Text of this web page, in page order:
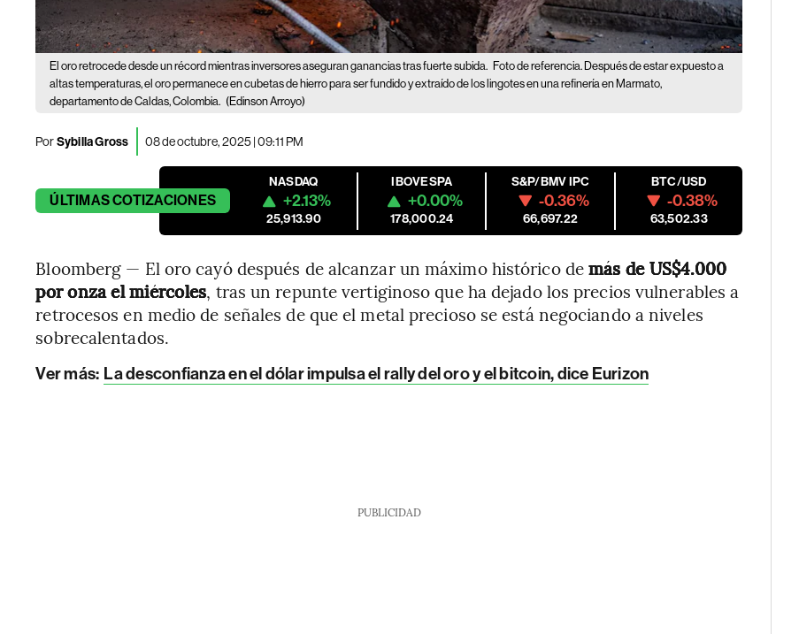
El oro retrocede desde un récord mientras inversores aseguran ganancias tras fuerte subida. Foto de referencia. Después de estar expuesto a
altas temperaturas, el oro permanece en cubetas de hierro para ser fundido y extraído de los lingotes en una refinería en Marmato,
departamento de Caldas, Colombia. (Edinson Arroyo)
PorSybilla Gross 08 de octubre, 2025 | 09:11 PM
ÚLTIMASCOTIZACIONES
NASDAQ
+2.13%
25,913.90
IBOVESPA
+0.00%
178,000.24
S&P/BMV IPC
-0.36%
66,697.22
BTC/USD
-0.38%
63,502.33
Bloomberg — El oro cayó después de alcanzar un máximo histórico demás de US$4.000
por onza el miércoles, tras un repunte vertiginoso que ha dejado los precios vulnerables a
retrocesos en medio de señales de que el metal precioso se está negociando a niveles
sobrecalentados.
Ver más: La desconfianza en el dólar impulsa el rally del oro y el bitcoin, dice Eurizon
PUBLICIDAD